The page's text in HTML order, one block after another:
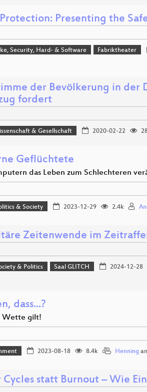
Presenting the
Security, Hard- & Software Fabriktheater
der Bevölkerung in
fordert
& Gesellschaft 2020-02-22
Geflüchtete
das Leben zum Schlechteren
& Society 2023-12-29 2.4k
Zeitenwende im
& Politics Saal GLITCH 2024-12-28
dass...?
Wette gilt!
2023-08-18 8.4k Henning
Cycles statt Burnout – Wie